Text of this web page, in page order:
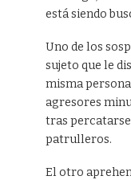
está siendo
Uno de los
sujeto que le
misma
agresores
tras percatarse
patrulleros.
El otro